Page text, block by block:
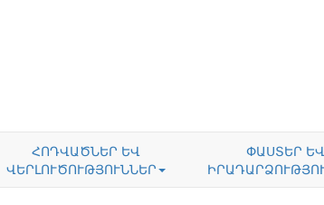
ՀՈԴՎԱԾՆԵՐ ԵՎ
ՎԵՐԼՈՒԾՈՒԹՅՈՒՆՆԵՐ
ՓԱՍՏԵՐ ԵՎ